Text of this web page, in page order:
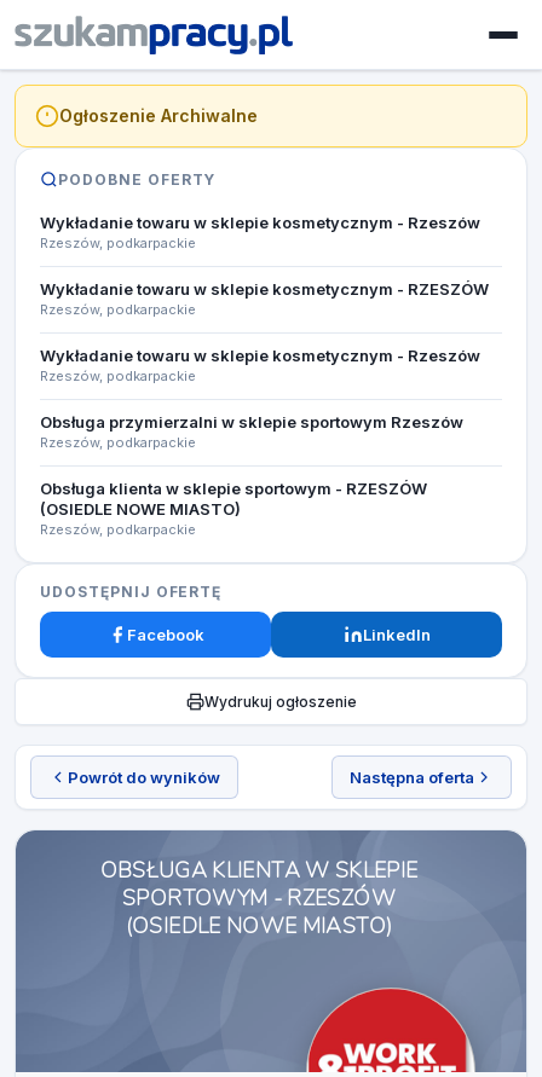
Powrót do wyników Następna oferta
OBSŁUGA KLIENTA W SKLEPIE
SPORTOWYM - RZESZÓW
(OSIEDLE NOWE MIASTO)​
Ogłoszenie Archiwalne
PODOBNE OFERTY
Wykładanie towaru w sklepie kosmetycznym - Rzeszów
Rzeszów, podkarpackie
Wykładanie towaru w sklepie kosmetycznym - RZESZÓW
Rzeszów, podkarpackie
Wykładanie towaru w sklepie kosmetycznym - Rzeszów
Rzeszów, podkarpackie
Obsługa przymierzalni w sklepie sportowym Rzeszów
Rzeszów, podkarpackie
Obsługa klienta w sklepie sportowym - RZESZÓW
(OSIEDLE NOWE MIASTO)​
Rzeszów, podkarpackie
UDOSTĘPNIJ OFERTĘ
Facebook LinkedIn
Wydrukuj ogłoszenie